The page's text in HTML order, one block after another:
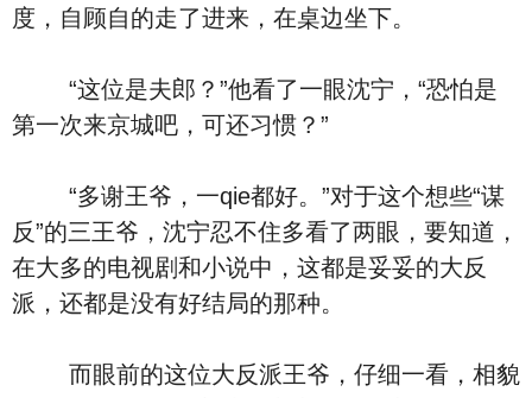
度，自顾自的走了进来，在桌边坐下。
“这位是夫郎？”他看了一眼沈宁，“恐怕是
第一次来京城吧，可还习惯？”
“多谢王爷，一qie都好。”对于这个想些“谋
反”的三王爷，沈宁忍不住多看了两眼，要知道，
在大多的电视剧和小说中，这都是妥妥的大反
派，还都是没有好结局的那种。
而眼前的这位大反派王爷，仔细一看，相貌